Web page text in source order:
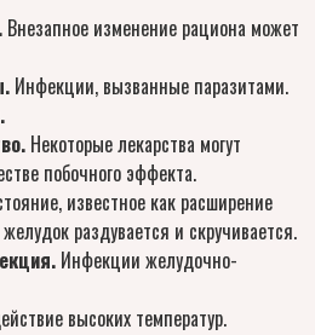
Внезапное изменение рациона может
Инфекции, вызванные паразитами.
Некоторые лекарства могут
побочного эффекта.
известное как расширение
раздувается и скручивается.
Инфекции желудочно-
высоких температур.